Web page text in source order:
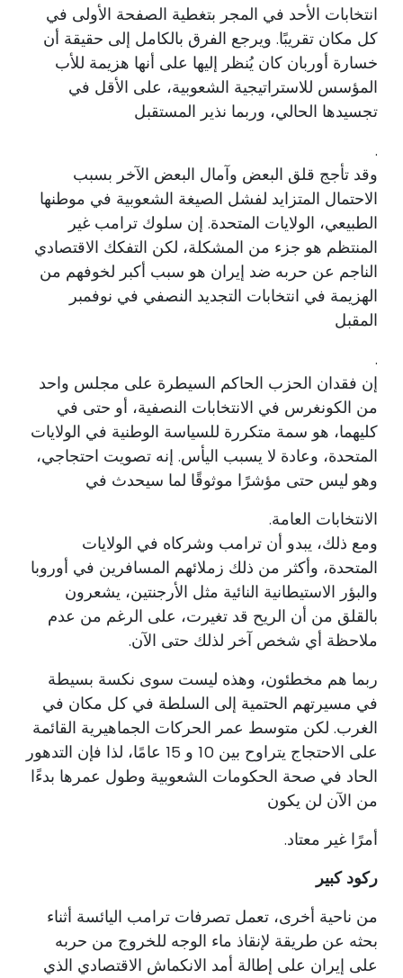
انتخابات الأحد في المجر بتغطية الصفحة الأولى في
كل مكان تقريبًا. ويرجع الفرق بالكامل إلى حقيقة أن
خسارة أوربان كان يُنظر إليها على أنها هزيمة للأب
المؤسس للاستراتيجية الشعوبية، على الأقل في
تجسيدها الحالي، وربما نذير المستقبل
.
وقد تأجج قلق البعض وآمال البعض الآخر بسبب
الاحتمال المتزايد لفشل الصيغة الشعوبية في موطنها
الطبيعي، الولايات المتحدة. إن سلوك ترامب غير
المنتظم هو جزء من المشكلة، لكن التفكك الاقتصادي
الناجم عن حربه ضد إيران هو سبب أكبر لخوفهم من
الهزيمة في انتخابات التجديد النصفي في نوفمبر
المقبل
.
إن فقدان الحزب الحاكم السيطرة على مجلس واحد
من الكونغرس في الانتخابات النصفية، أو حتى في
كليهما، هو سمة متكررة للسياسة الوطنية في الولايات
المتحدة، وعادة لا يسبب اليأس. إنه تصويت احتجاجي،
وهو ليس حتى مؤشرًا موثوقًا لما سيحدث في
الانتخابات العامة.
ومع ذلك، يبدو أن ترامب وشركاه في الولايات
المتحدة، وأكثر من ذلك زملائهم المسافرين في أوروبا
والبؤر الاستيطانية النائية مثل الأرجنتين، يشعرون
بالقلق من أن الريح قد تغيرت، على الرغم من عدم
ملاحظة أي شخص آخر لذلك حتى الآن.
ربما هم مخطئون، وهذه ليست سوى نكسة بسيطة
في مسيرتهم الحتمية إلى السلطة في كل مكان في
الغرب. لكن متوسط عمر الحركات الجماهيرية القائمة
على الاحتجاج يتراوح بين 10 و 15 عامًا، لذا فإن التدهور
الحاد في صحة الحكومات الشعوبية وطول عمرها بدءًا
من الآن لن يكون
أمرًا غير معتاد.
ركود كبير
من ناحية أخرى، تعمل تصرفات ترامب اليائسة أثناء
بحثه عن طريقة لإنقاذ ماء الوجه للخروج من حربه
على إيران على إطالة أمد الانكماش الاقتصادي الذي